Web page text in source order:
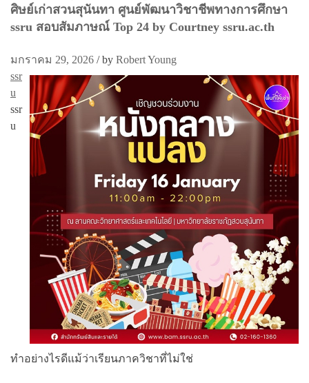
ศิษย์เก่าสวนสุนันทา ศูนย์พัฒนาวิชาชีพทางการศึกษา
ssru สอบสัมภาษณ์ Top 24 by Courtney ssru.ac.th
มกราคม 29, 2026 / by Robert Young
ssr
u
ssr
u
ทำอย่างไรดีแม้ว่าเรียนภาควิชาที่ไม่ใช่